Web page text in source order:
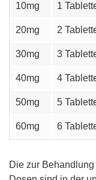
10mg 1
20mg 2
30mg 3
40mg 4
50mg 5
60mg 6
Die zur